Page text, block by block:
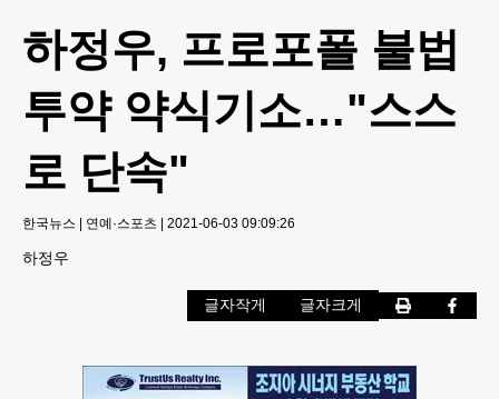
하정우, 프로포폴 불법
투약 약식기소…"스스
로 단속"
한국뉴스 | 연예·스포츠 | 2021-06-03 09:09:26
하정우
글자작게 글자크게